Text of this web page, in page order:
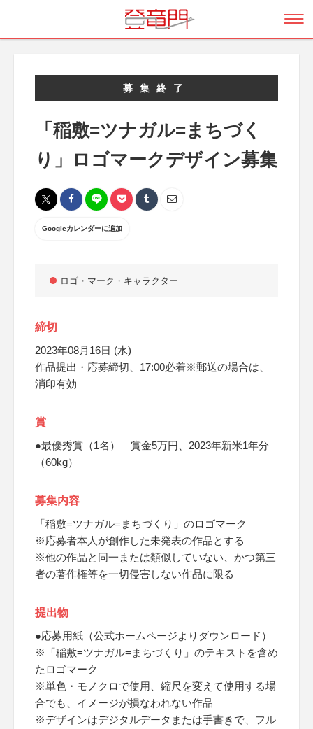
募集終了
「稲敷=ツナガル=まちづく
り」ロゴマークデザイン募集
Googleカレンダーに追加
ロゴ・マーク・キャラクター
締切
2023年08月16日 (水)
作品提出・応募締切、17:00必着※郵送の場合は、
消印有効
賞
●最優秀賞（1名） 賞金5万円、2023年新米1年分
（60kg）
募集内容
「稲敷=ツナガル=まちづくり」のロゴマーク
※応募者本人が創作した未発表の作品とする
※他の作品と同一または類似していない、かつ第三
者の著作権等を一切侵害しない作品に限る
提出物
●応募用紙（公式ホームページよりダウンロード）
※「稲敷=ツナガル=まちづくり」のテキストを含め
たロゴマーク
※単色・モノクロで使用、縮尺を変えて使用する場
合でも、イメージが損なわれない作品
※デザインはデジタルデータまたは手書きで、フル